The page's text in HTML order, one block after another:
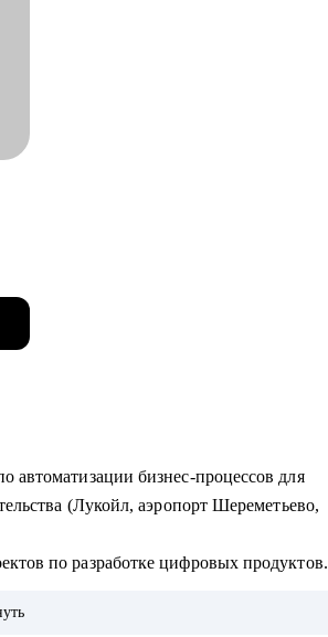
бизнес-процессов для
(Лукойл, аэропорт Шереметьево,
по разработке цифровых продуктов.